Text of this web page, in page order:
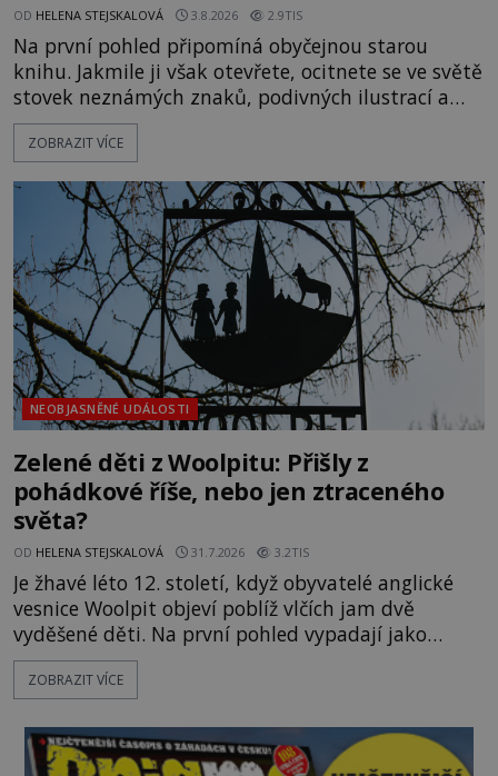
OD HELENA STEJSKALOVÁ 3.8.2026 2.9TIS
Na první pohled připomíná obyčejnou starou
knihu. Jakmile ji však otevřete, ocitnete se ve světě
stovek neznámých znaků, podivných ilustrací a
textu, který už téměř dvě století vzdoruje všem
pokusům o rozluštění. Rohoncský kodex patří mezi
jistotou neví, kdo jej napsal, kdy vznikl ani co
vlastně vypráví. Rohoncský kodex se poprvé
objevuje v roce
ZOBRAZIT VÍCE
NEOBJASNĚNÉ UDÁLOSTI
Zelené děti z Woolpitu: Přišly z
pohádkové říše, nebo jen ztraceného
světa?
OD HELENA STEJSKALOVÁ 31.7.2026 3.2TIS
Je žhavé léto 12. století, když obyvatelé anglické
vesnice Woolpit objeví poblíž vlčích jam dvě
vyděšené děti. Na první pohled vypadají jako
každé jiné, až na jednu děsivou výjimku. Jejich
kůže má nazelenalý odstín, mluví
kromě syrových bobů. Příběh se rychle stává
jednou z největších záhad středověké Anglie a ani
ZOBRAZIT VÍCE